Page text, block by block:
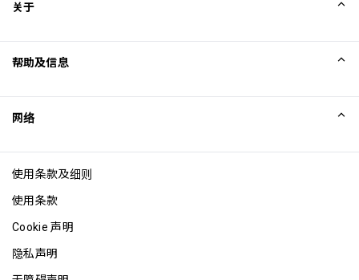
关于
Excellence Awards
博客
帮助及信息
网络
使用条款及细则
使用条款
Cookie 声明
隐私声明